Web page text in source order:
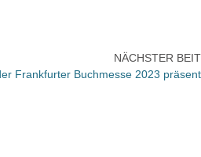
NÄCHSTER